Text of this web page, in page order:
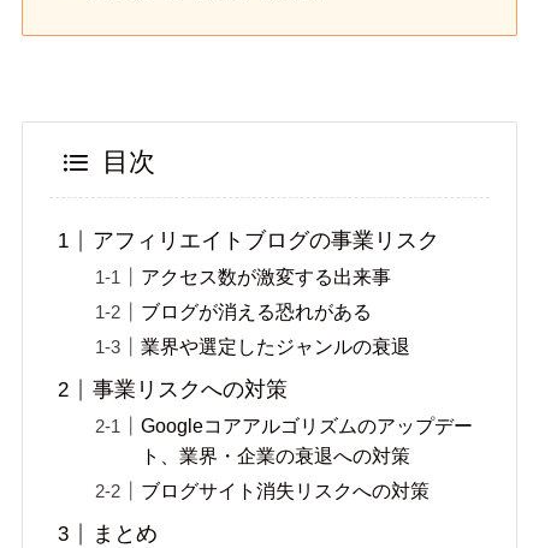
目次
アフィリエイトブログの事業リスク
アクセス数が激変する出来事
ブログが消える恐れがある
業界や選定したジャンルの衰退
事業リスクへの対策
Googleコアアルゴリズムのアップデー
ト、業界・企業の衰退への対策
ブログサイト消失リスクへの対策
まとめ